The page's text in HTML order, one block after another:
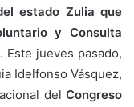
estado Zulia que
y Consulta
. Este jueves pasado,
Idelfonso Vásquez,
del Congreso